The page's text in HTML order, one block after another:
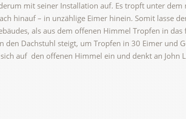
mit seiner Installation auf. Es tropft unter dem
hinauf – in unzählige Eimer hinein. Somit lasse
als aus dem offenen Himmel Tropfen in das
Dachstuhl steigt, um Tropfen in 30 Eimer und
auf den offenen Himmel ein und denkt an John